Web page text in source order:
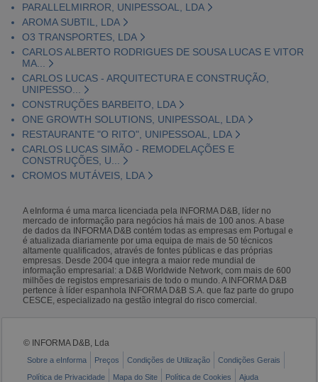
PARALLELMIRROR, UNIPESSOAL, LDA
AROMA SUBTIL, LDA
O3 TRANSPORTES, LDA
CARLOS ALBERTO RODRIGUES DE SOUSA LUCAS E VITOR
MA...
CARLOS LUCAS - ARQUITECTURA E CONSTRUÇÃO,
UNIPESSO...
CONSTRUÇÕES BARBEITO, LDA
ONE GROWTH SOLUTIONS, UNIPESSOAL, LDA
RESTAURANTE "O RITO", UNIPESSOAL, LDA
CARLOS LUCAS SIMÃO - REMODELAÇÕES E
CONSTRUÇÕES, U...
CROMOS MUTÁVEIS, LDA
A eInforma é uma marca licenciada pela INFORMA D&B, líder no
mercado de informação para negócios há mais de 100 anos. A base
de dados da INFORMA D&B contém todas as empresas em Portugal e
é atualizada diariamente por uma equipa de mais de 50 técnicos
altamente qualificados, através de fontes públicas e das próprias
empresas. Desde 2004 que integra a maior rede mundial de
informação empresarial: a D&B Worldwide Network, com mais de 600
milhões de registos empresariais de todo o mundo. A INFORMA D&B
pertence à líder espanhola INFORMA D&B S.A. que faz parte do grupo
CESCE, especializado na gestão integral do risco comercial.
© INFORMA D&B, Lda
Sobre a eInforma Preços Condições de Utilização
Condições Gerais
Política de Privacidade
Mapa do Site Política de Cookies Ajuda